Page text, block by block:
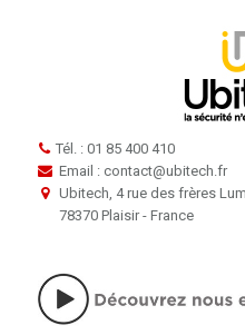
Tél. : 01 85 400 410
Email : contact@ubitech.fr
Ubitech, 4 rue des frères
78370 Plaisir - France